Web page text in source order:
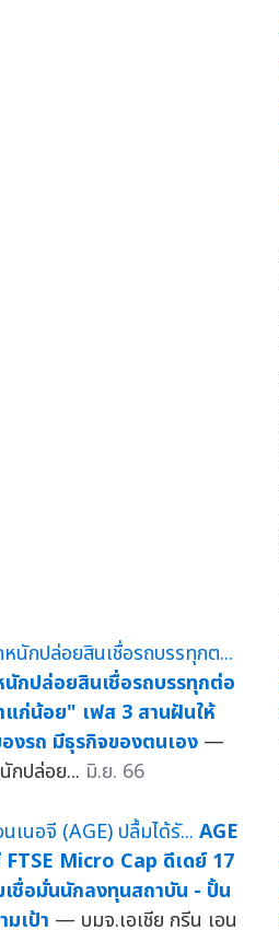
กปล่อยสินเชื่อรถบรรทุกต่อ
แก่น้อย" เฟส 3 สานฝันให้
งรถ มีธุรกิจของตนเอง —
กปล่อย... มิ.ย. 66
AGE
Micro Cap ดีเดย์ 17
ชื่อมั่นนักลงทุนสถาบัน - ปั้น
เป้า — บมจ.เอเชีย กรีน เอน